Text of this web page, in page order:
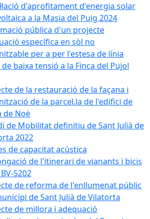
d'aprofitament d'energia solar
a la Masia del Puig 2024
pública d'un projecte
específica en sòl no
per a per l'estesa de línia
baixa tensió a la Finca del Pujol
de la restauració de la façana i
de la parcel.la de l'edifici de
de Noè
de Mobilitat definitiu de Sant Julià de
2022
de capacitat acústica
de l'itinerari de vianants i bicis
5202
de reforma de l'enllumenat públic
de Sant Julià de Vilatorta
de millora i adequació